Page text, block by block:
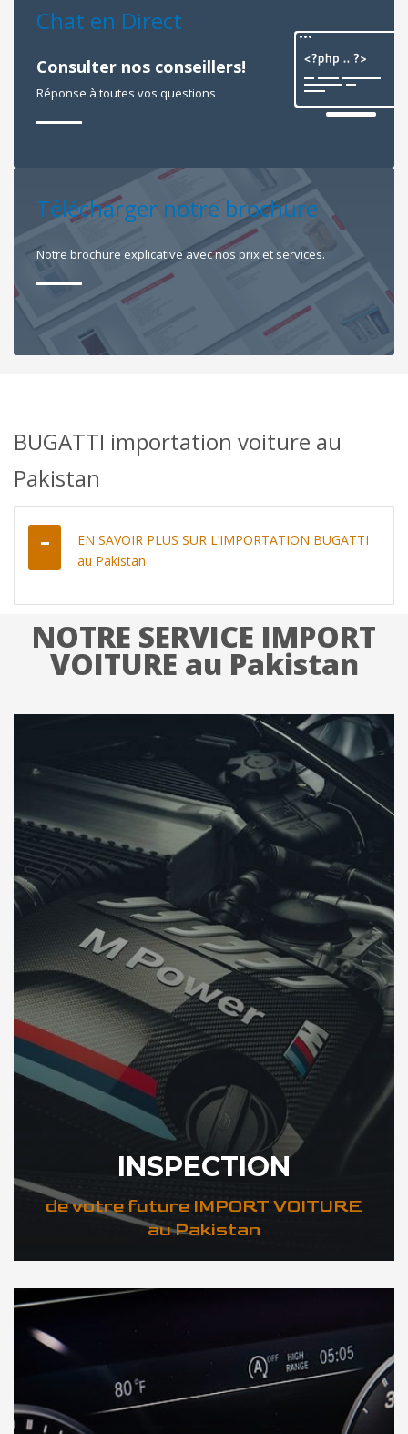
Chat en Direct
Consulter nos conseillers!
Réponse à toutes vos questions
Télécharger notre brochure
Notre brochure explicative avec nos prix et services.
BUGATTI importation voiture au
Pakistan
EN SAVOIR PLUS SUR L’IMPORTATION BUGATTI
au Pakistan
NOTRE SERVICE IMPORT
VOITURE au Pakistan
INSPECTION
de votre future IMPORT VOITURE
au Pakistan
DÉCOUVREZ VOTRE INSPECTION AUTO au Pakistan